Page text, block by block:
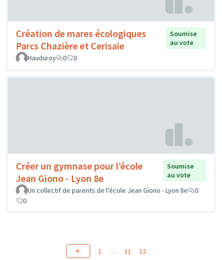
Création de mares écologiques
Parcs Chazière et Cerisaie
Soumise
au vote
Hauduroy
0 0
Créer un gymnase pour l’école
Jean Giono - Lyon 8e
Soumise
au vote
Un collectif de parents de l'école Jean Giono - Lyon 8e
0
0
1 … 11
12